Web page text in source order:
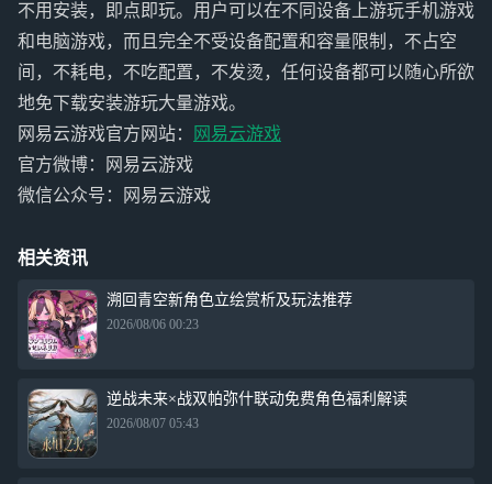
不用安装，即点即玩。用户可以在不同设备上游玩手机游戏
和电脑游戏，而且完全不受设备配置和容量限制，不占空
间，不耗电，不吃配置，不发烫，任何设备都可以随心所欲
地免下载安装游玩大量游戏。
网易云游戏官方网站：
网易云游戏
官方微博：网易云游戏
微信公众号：网易云游戏
相关资讯
溯回青空新角色立绘赏析及玩法推荐
2026/08/06 00:23
逆战未来×战双帕弥什联动免费角色福利解读
2026/08/07 05:43